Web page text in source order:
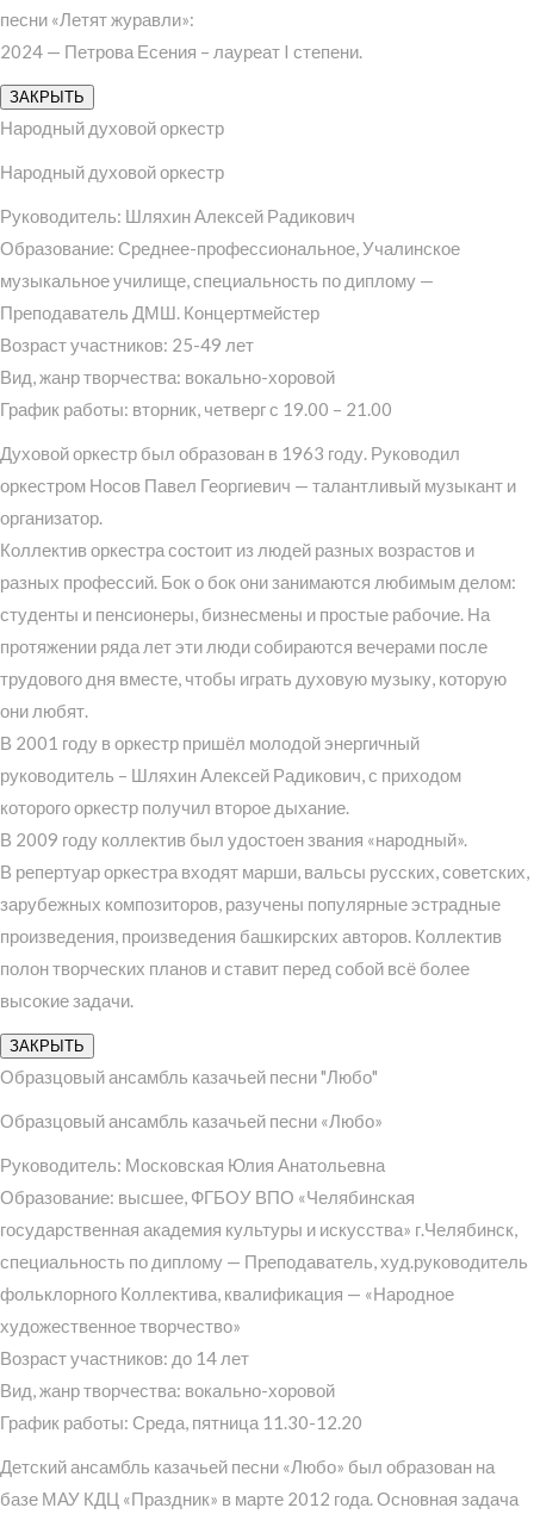
песни «Летят журавли»:
2024 — Петрова Есения – лауреат I степени.
ЗАКРЫТЬ
Народный духовой оркестр
Народный духовой оркестр
Руководитель: Шляхин Алексей Радикович
Образование: Среднее-профессиональное, Учалинское
музыкальное училище, специальность по диплому —
Преподаватель ДМШ. Концертмейстер
Возраст участников: 25-49 лет
Вид, жанр творчества: вокально-хоровой
График работы: вторник, четверг с 19.00 – 21.00
Духовой оркестр был образован в 1963 году. Руководил
оркестром Носов Павел Георгиевич — талантливый музыкант и
организатор.
Коллектив оркестра состоит из людей разных возрастов и
разных профессий. Бок о бок они занимаются любимым делом:
студенты и пенсионеры, бизнесмены и простые рабочие. На
протяжении ряда лет эти люди собираются вечерами после
трудового дня вместе, чтобы играть духовую музыку, которую
они любят.
В 2001 году в оркестр пришёл молодой энергичный
руководитель – Шляхин Алексей Радикович, с приходом
которого оркестр получил второе дыхание.
В 2009 году коллектив был удостоен звания «народный».
В репертуар оркестра входят марши, вальсы русских, советских,
зарубежных композиторов, разучены популярные эстрадные
произведения, произведения башкирских авторов. Коллектив
полон творческих планов и ставит перед собой всё более
высокие задачи.
ЗАКРЫТЬ
Образцовый ансамбль казачьей песни "Любо"
Образцовый ансамбль казачьей песни «Любо»
Руководитель: Московская Юлия Анатольевна
Образование: высшее, ФГБОУ ВПО «Челябинская
государственная академия культуры и искусства» г.Челябинск,
специальность по диплому — Преподаватель, худ.руководитель
фольклорного Коллектива, квалификация — «Народное
художественное творчество»
Возраст участников: до 14 лет
Вид, жанр творчества: вокально-хоровой
График работы: Среда, пятница 11.30-12.20
Детский ансамбль казачьей песни «Любо» был образован на
базе МАУ КДЦ «Праздник» в марте 2012 года. Основная задача